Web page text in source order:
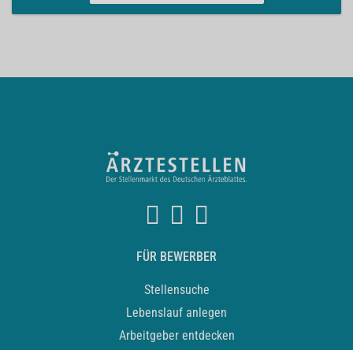
FÜR BEWERBER
Stellensuche
Lebenslauf anlegen
Arbeitgeber entdecken